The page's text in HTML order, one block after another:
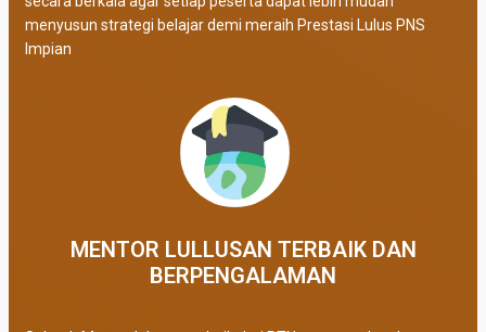
menyusun strategi belajar demi meraih Prestasi Lulus PNS
Impian
MENTOR LULLUSAN TERBAIK DAN
BERPENGALAMAN